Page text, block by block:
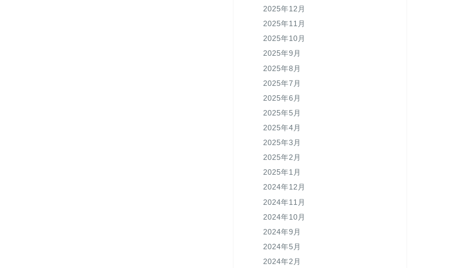
2025年12月
2025年11月
2025年10月
2025年9月
2025年8月
2025年7月
2025年6月
2025年5月
2025年4月
2025年3月
2025年2月
2025年1月
2024年12月
2024年11月
2024年10月
2024年9月
2024年5月
2024年2月